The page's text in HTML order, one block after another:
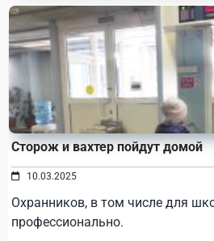
Сторож и вахтер пойдут домой
10.03.2025
Охранников, в том числе для
профессионально.